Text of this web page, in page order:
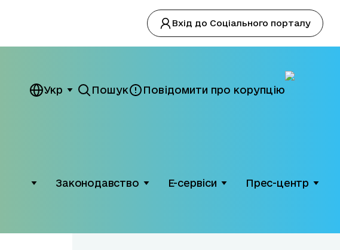
Вхід до Соціального порталу
Укр Пошук Повідомити про корупцію
Законодавство Е-сервіси Прес-центр